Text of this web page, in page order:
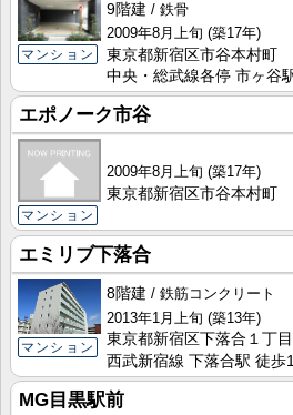
マンション
9階建
鉄骨
2009年8月上旬 (築17年)
東京都新宿区市谷本村町
中央・総武線各停 市ヶ谷
エポノーク市谷
マンション
2009年8月上旬 (築17年)
東京都新宿区市谷本村町
エミリブ下落合
マンション
8階建
鉄筋コンクリート
2013年1月上旬 (築13年)
東京都新宿区下落合１丁目
西武新宿線 下落合駅 徒歩
MG目黒駅前